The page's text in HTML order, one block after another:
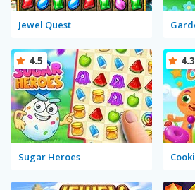
Jewel Quest
Sugar Heroes
4.5 4.3